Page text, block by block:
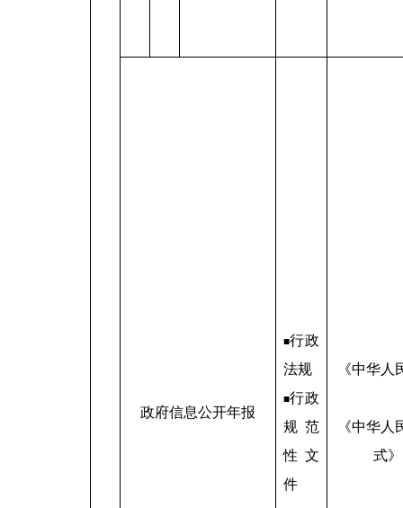
政府信息公开年报
■行政
法规
■行政
规范
性文
件
《中华
《中华
式